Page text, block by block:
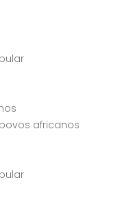
africanos